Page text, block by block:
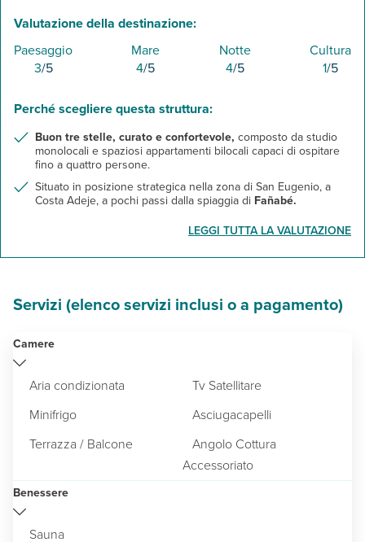
Valutazione della destinazione:
Paesaggio
3/5
Mare
4/5
Notte
4/5
Cultura
1/5
Perché scegliere questa struttura:
Buon tre stelle, curato e confortevole, composto da studio
monolocali e spaziosi appartamenti bilocali capaci di ospitare
fino a quattro persone.
Situato in posizione strategica nella zona di San Eugenio, a
Costa Adeje, a pochi passi dalla spiaggia di Fañabé.
LEGGI TUTTA LA VALUTAZIONE
Servizi (elenco servizi inclusi o a pagamento)
Camere
Aria condizionata
Tv Satellitare
Minifrigo
Asciugacapelli
Terrazza / Balcone
Angolo Cottura
Accessoriato
Benessere
Sauna